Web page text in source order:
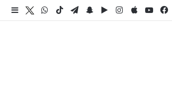
فيسبوك‫YouTube انستقرام سناب تشات
تيلقرام ‫TikTokواتساباكس